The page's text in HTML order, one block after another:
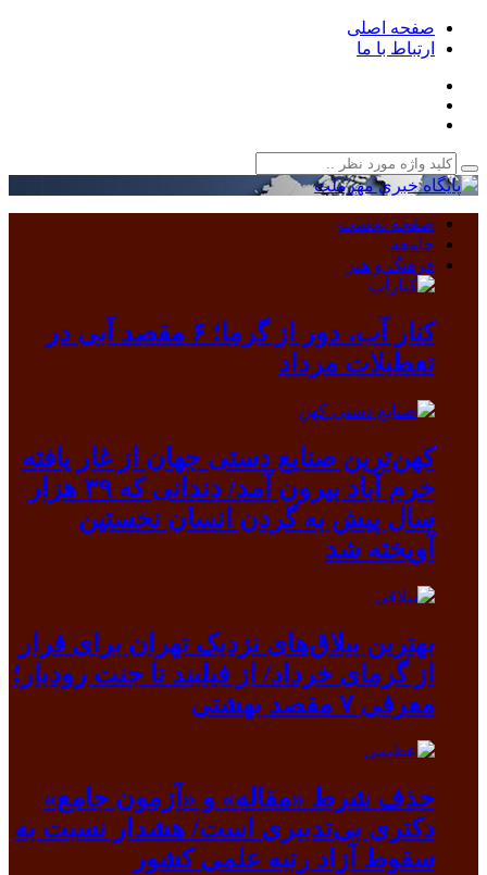
صفحه اصلی
ارتباط با ما
صفحه نخست
جامعه
فرهنگ و هنر
کنار آب، دور از گرما؛ ۶ مقصد آبی در
تعطیلات مرداد
کهن‌ترین صنایع دستی جهان از غار یافته
خرم آباد بیرون آمد/ دندانی که ۳۹ هزار
سال پیش به گردن انسان نخستین
آویخته شد
بهترین ییلاق‌های نزدیک تهران برای فرار
از گرمای خرداد/ از فیلبند تا جنت رودبار؛
معرفی ۷ مقصد بهشتی
حذف شرط «مقاله» و «آزمون جامع»
دکتری بی‌تدبیری است/ هشدار نسبت به
سقوط آزاد رتبه علمی کشور